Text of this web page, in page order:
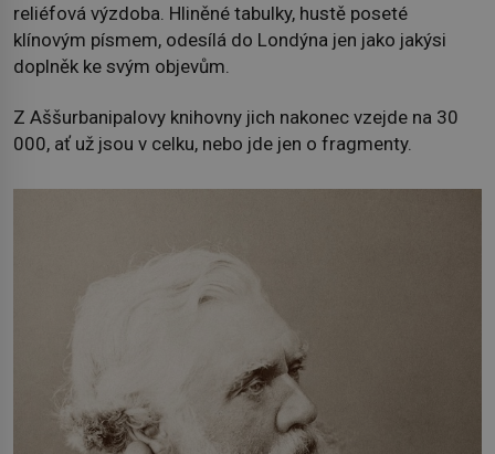
reliéfová výzdoba. Hliněné tabulky, hustě poseté
klínovým písmem, odesílá do Londýna jen jako jakýsi
doplněk ke svým objevům.
Z Aššurbanipalovy knihovny jich nakonec vzejde na 30
000, ať už jsou v celku, nebo jde jen o fragmenty.